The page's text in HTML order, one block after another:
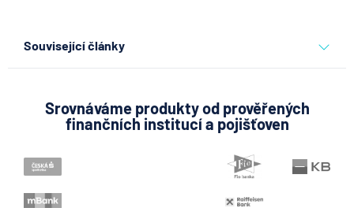
Související články
přímo v Partners App
6.8.2026 Daně
Když rozhoduje stres: nové
triky bankovních podvodníků
Srovnáváme produkty od prověřených
finančních institucí a pojišťoven